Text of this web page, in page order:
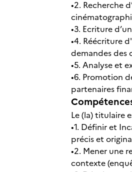
•2. Recherche
•3. Ecriture
•4. Réécriture
demandes des
•5. Analyse et
•6. Promotion
partenaires
Le (la) titulaire
•1. Définir et
précis et
•2. Mener une
contexte